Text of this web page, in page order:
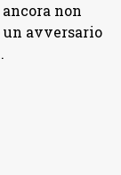
non
un avversario